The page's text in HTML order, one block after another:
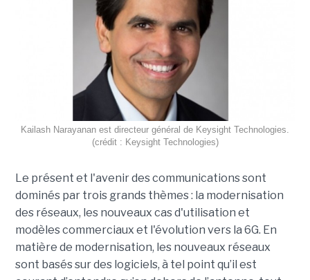
Kailash Narayanan est directeur général de Keysight Technologies.
(crédit : Keysight Technologies)
Le présent et l'avenir des communications sont
dominés par trois grands thèmes : la modernisation
des réseaux, les nouveaux cas d'utilisation et
modèles commerciaux et l'évolution vers la 6G. En
matière de modernisation, les nouveaux réseaux
sont basés sur des logiciels, à tel point qu’il est